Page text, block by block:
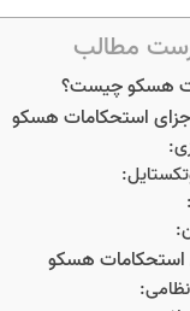
مطالب
هسکو چیست؟
استحکامات هسکو
استحکامات هسکو